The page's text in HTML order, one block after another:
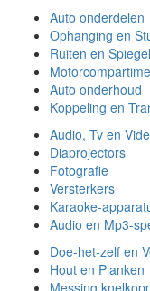
Auto onderdelen
Ophanging en
Ruiten en
Auto onderhoud
Koppeling en
Audio, Tv en
Diaprojectors
Fotografie
Versterkers
Karaoke-
Audio en Mp3-
Doe-het-zelf en
Hout en Planken
Messing